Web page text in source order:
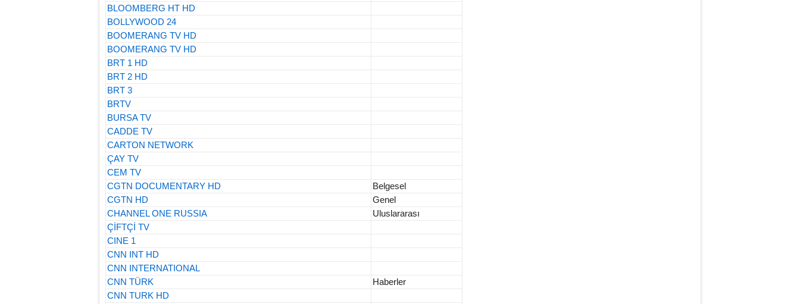
BLOOMBERG HT HD
BOLLYWOOD 24
BOOMERANG TV HD
BOOMERANG TV HD
BRT 1 HD
BRT 2 HD
BRT 3
BRTV
BURSA TV
CADDE TV
CARTON NETWORK
ÇAY TV
CEM TV
CGTN DOCUMENTARY HD
Belgesel
CGTN HD
Genel
CHANNEL ONE RUSSIA
Uluslararası
ÇİFTÇİ TV
CINE 1
CNN INT HD
CNN INTERNATIONAL
CNN TÜRK
Haberler
CNN TURK HD